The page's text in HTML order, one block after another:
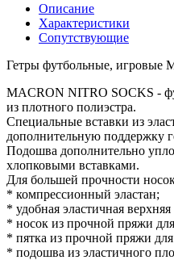
Описание
Характеристики
Сопутствующие
Гетры футбольные, игровые
MACRON NITRO SOCKS -
из плотного полиэстра.
Специальные вставки из
дополнительную поддержку
Подошва дополнительно
хлопковыми вставками.
Для большей прочности
* компрессионный эластан;
* удобная эластичная верхняя
* носок из прочной пряжи
* пятка из прочной пряжи
* подошва из эластичного